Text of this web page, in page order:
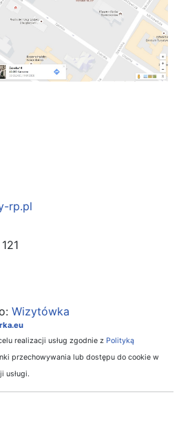
rp.pl
Wizytówka
realizacji usług zgodnie z Polityką
przechowywania lub dostępu do cookie w
usługi.